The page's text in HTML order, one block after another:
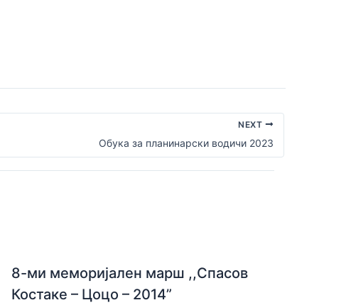
NEXT
Обука за планинарски водичи 2023
8-ми меморијален марш ,,Спасов
Костаке – Цоцо – 2014”